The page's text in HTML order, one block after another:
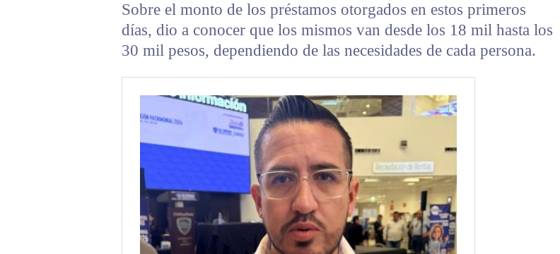
Sobre el monto de los préstamos otorgados en estos primeros
días, dio a conocer que los mismos van desde los 18 mil hasta los
30 mil pesos, dependiendo de las necesidades de cada persona.